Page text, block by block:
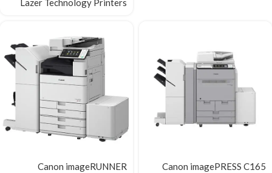
Lazer Technology Printers
Canon imagePRESS C165
Canon imageRUNNER